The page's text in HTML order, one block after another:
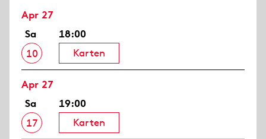
Apr 27
Sa
10
18:00
Karten
Apr 27
Sa
17
19:00
Karten